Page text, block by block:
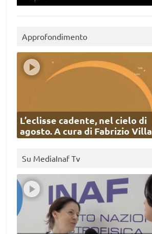
Approfondimento
L’eclisse cadente, nel cielo di
agosto. A cura di Fabrizio Villa
Su MediaInaf Tv